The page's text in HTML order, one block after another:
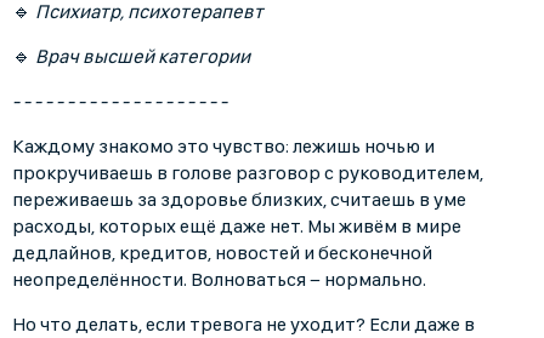
🔹 Психиатр, психотерапевт
🔹 Врач высшей категории
- - - - - - - - - - - - - - - - - - - -
Каждому знакомо это чувство: лежишь ночью и
прокручиваешь в голове разговор с руководителем,
переживаешь за здоровье близких, считаешь в уме
расходы, которых ещё даже нет. Мы живём в мире
дедлайнов, кредитов, новостей и бесконечной
неопределённости. Волноваться − нормально.
Но что делать, если тревога не уходит? Если даже в